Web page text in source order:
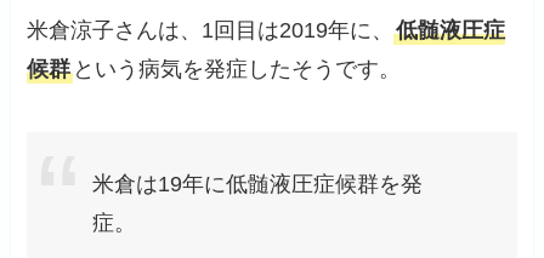
米倉涼子さんは、1回目は2019年に、低髄液圧症
候群 という病気を発症したそうです。
米倉は19年に低髄液圧症候群を発
症。